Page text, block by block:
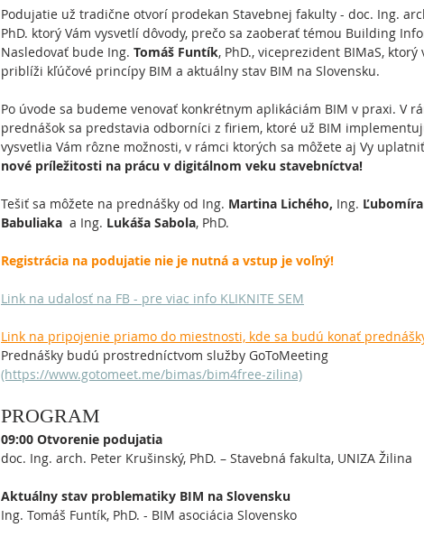
Podujatie už tradične otvorí prodekan Stavebnej fakulty - doc. Ing.
PhD. ktorý Vám vysvetlí dôvody, prečo sa zaoberať témou Building
Nasledovať bude Ing. Tomáš Funtík, PhD., viceprezident BIMaS,
priblíži kľúčové princípy BIM a aktuálny stav BIM na Slovensku.
Po úvode sa budeme venovať konkrétnym aplikáciám BIM v praxi. V
prednášok sa predstavia odborníci z firiem, ktoré už BIM
vysvetlia Vám rôzne možnosti, v rámci ktorých sa môžete aj Vy
nové príležitosti na prácu v digitálnom veku stavebníctva!
Tešiť sa môžete na prednášky od Ing. Martina Lichého, Ing.
Babuliaka
  a Ing.
Lukáša Sabola, PhD.
Registrácia na podujatie nie je nutná a vstup je voľný!
Link na udalosť na FB - pre viac info KLIKNITE SEM
Link na pripojenie priamo do miestnosti, kde sa budú konať prednášky
Prednášky budú prostredníctvom služby GoToMeeting
(https://www.gotomeet.me/bimas/bim4free-zilina)
PROGRAM
09:00 Otvorenie podujatia
doc. Ing. arch. Peter Krušinský, PhD. – Stavebná fakulta, UNIZA Žilina
Aktuálny stav problematiky BIM na Slovensku
Ing. Tomáš Funtík, PhD. - BIM asociácia Slovensko